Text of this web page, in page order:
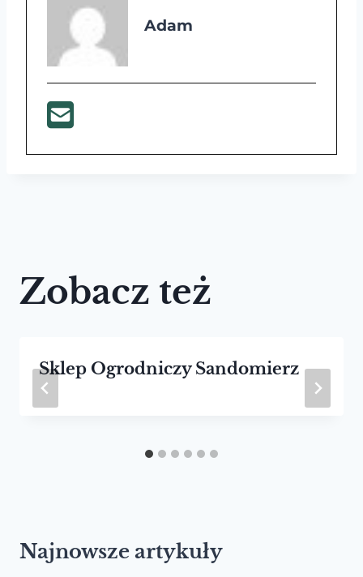
Adam
Zobacz też
Sklep Ogrodniczy Sandomierz
Najnowsze artykuły